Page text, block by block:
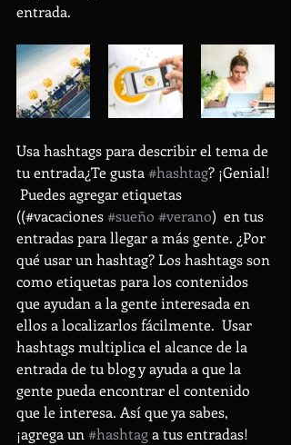
entrada.
Usa hashtags para describir el tema de
tu entrada¿Te gusta #hashtag? ¡Genial!
Puedes agregar etiquetas
((#vacaciones #sueño #verano)  en tus
entradas para llegar a más gente. ¿Por
qué usar un hashtag? Los hashtags son
como etiquetas para los contenidos
que ayudan a la gente interesada en
ellos a localizarlos fácilmente.  Usar
hashtags multiplica el alcance de la
entrada de tu blog y ayuda a que la
gente pueda encontrar el contenido
que le interesa. Así que ya sabes,
¡agrega un #hashtag a tus entradas!